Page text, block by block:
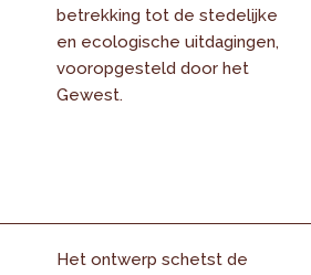
betrekking tot de stedelijke
en ecologische uitdagingen,
vooropgesteld door het
Gewest.
Het ontwerp schetst de